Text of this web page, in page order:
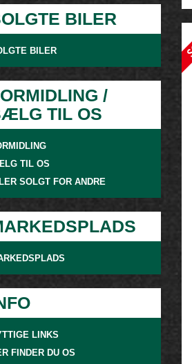
BILER
BILER
/
TIL OS
TIL OS
SOLGT FOR ANDRE
LINKS
FINDER DU OS